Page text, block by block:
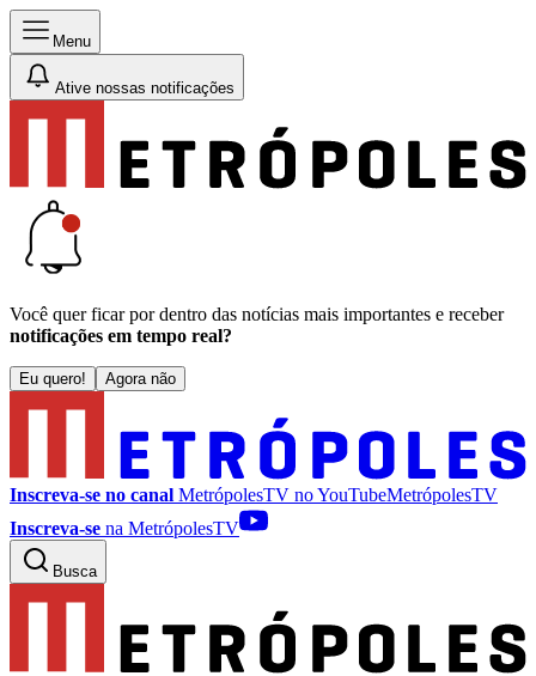
Menu
Ative nossas notificações
Você quer ficar por dentro das notícias mais importantes e receber
notificações em tempo real?
Eu quero! Agora não
Inscreva-se no canal MetrópolesTV noYouTubeMetrópolesTV
Inscreva-se na MetrópolesTV
Busca